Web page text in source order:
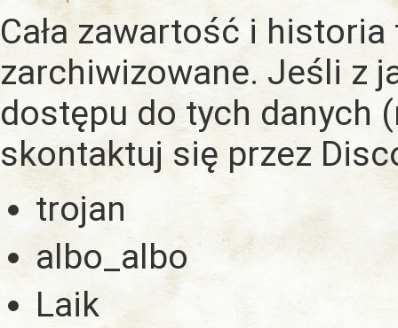
Cała zawartość i historia
zarchiwizowane. Jeśli z
dostępu do tych danych
skontaktuj się przez
trojan
albo_albo
Laik